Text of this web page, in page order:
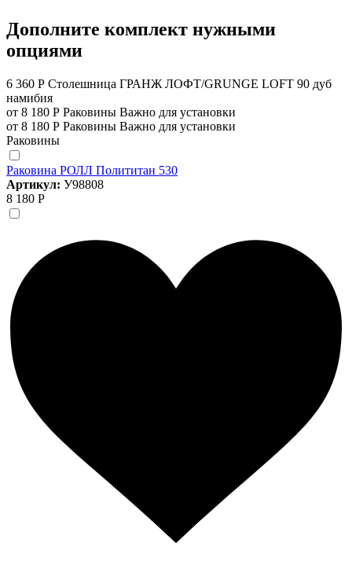
Дополните комплект нужными
опциями
6 360 Р Столешница ГРАНЖ ЛОФТ/GRUNGE LOFT 90 дуб
намибия
от 8 180 Р Раковины Важно для установки
от 8 180 Р Раковины Важно для установки
Раковины
Раковина РОЛЛ Полититан 530
Артикул: У98808
8 180 Р